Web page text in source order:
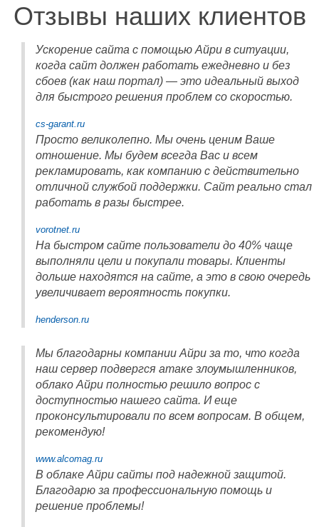
Отзывы наших клиентов
Ускорение сайта с помощью Айри в ситуации,
когда сайт должен работать ежедневно и без
сбоев (как наш портал) — это идеальный выход
для быстрого решения проблем со скоростью.
cs-garant.ru
Просто великолепно. Мы очень ценим Ваше
отношение. Мы будем всегда Вас и всем
рекламировать, как компанию с действительно
отличной службой поддержки. Сайт реально стал
работать в разы быстрее.
vorotnet.ru
На быстром сайте пользователи до 40% чаще
выполняли цели и покупали товары. Клиенты
дольше находятся на сайте, а это в свою очередь
увеличивает вероятность покупки.
henderson.ru
Мы благодарны компании Айри за то, что когда
наш сервер подвергся атаке злоумышленников,
облако Айри полностью решило вопрос с
доступностью нашего сайта. И еще
проконсультировали по всем вопросам. В общем,
рекомендую!
www.alcomag.ru
В облаке Айри сайты под надежной защитой.
Благодарю за профессиональную помощь и
решение проблемы!